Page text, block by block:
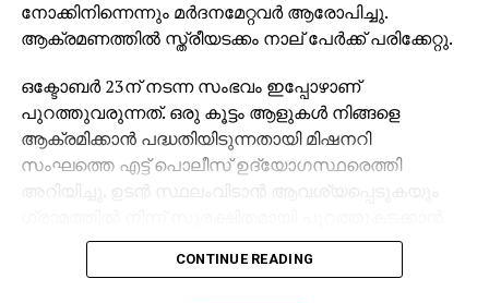
നോക്കിനിന്നെന്നും മര്‍ദനമേറ്റവര്‍ ആരോപിച്ചു.
ആക്രമണത്തില്‍ സ്ത്രീയടക്കം നാല് പേര്‍ക്ക് പരിക്കേറ്റു.
ഒക്ടോബര്‍ 23ന് നടന്ന സംഭവം ഇപ്പോഴാണ്
പുറത്തുവരുന്നത്. ഒരു കൂട്ടം ആളുകള്‍ നിങ്ങളെ
ആക്രമിക്കാന്‍ പദ്ധതിയിടുന്നതായി മിഷനറി
സംഘത്തെ എട്ട് പൊലീസ് ഉദ്യോഗസ്ഥരെത്തി
അറിയിച്ചു. ഉടന്‍ സ്ഥലംവിടാന്‍ ആവശ്യപ്പെടുകയും
സംരക്ഷണം നല്‍കാമെന്ന് പറയുകയും ചെയ്തു.
CONTINUE READING